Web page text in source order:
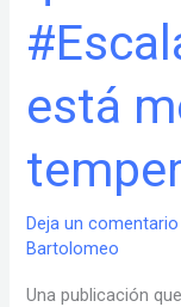
está
Deja un comentario
Bartolomeo
Una publicación
está
medida
la
temperatura?